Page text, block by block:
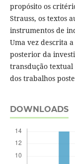
propósito os
Strauss, os textos
instrumentos de
Uma vez descrita
posterior da
transdução
dos trabalhos
DOWNLOADS